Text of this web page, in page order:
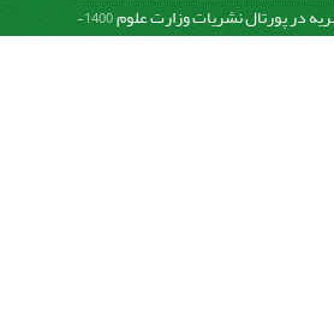
در پورتال نشریات وزارت علوم
1400-